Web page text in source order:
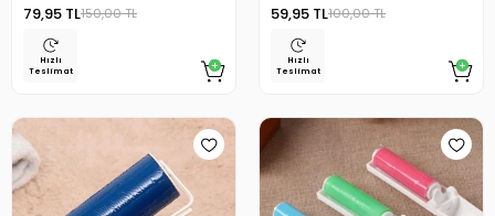
79,95 TL150,00 TL
Hızlı
Teslimat
59,95 TL100,00 TL
Hızlı
Teslimat